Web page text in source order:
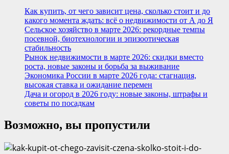
Как купить, от чего зависит цена, сколько стоит и до
какого момента ждать: всё о недвижимости от А до Я
Сельское хозяйство в марте 2026: рекордные темпы
посевной, биотехнологии и эпизоотическая
стабильность
Рынок недвижимости в марте 2026: скидки вместо
роста, новые законы и борьба за выживание
Экономика России в марте 2026 года: стагнация,
высокая ставка и ожидание перемен
Дача и огород в 2026 году: новые законы, штрафы и
советы по посадкам
Возможно, вы пропустили